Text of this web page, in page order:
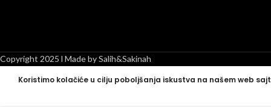
Copyright 2025 l Made by Salih&Sakinah
Koristimo kolačiće u cilju poboljšanja iskustva na našem web